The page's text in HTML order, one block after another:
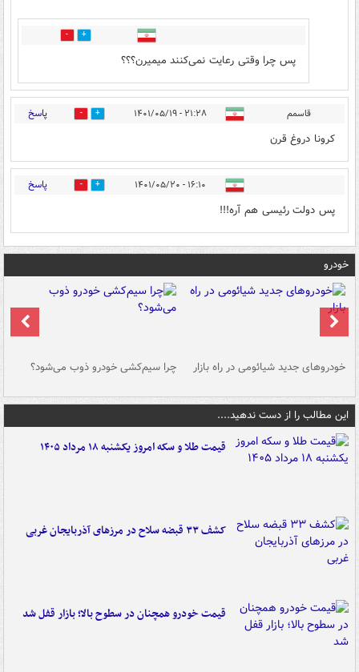
0
پس چرا وقتی رعایت نمی‌کنند میمیرن؟؟؟
قاسمم ۲۱:۲۸ - ۱۴۰۱/۰۵/۱۹ 0 پاسخ
کرونا دروغ قرن
۱۶:۱۰ - ۱۴۰۱/۰۵/۲۰ 0 پاسخ
پس دولت رئیسی هم آره!!!
خودرو
خودروهای جدید شیائومی در راه بازار چرا سیم‌کشی خودرو ذوب می‌شود؟
این مطالب را از دست ندهید....
قیمت طلا و سکه امروز یکشنبه ۱۸ مرداد ۱۴۰۵
کشف ۳۳ قبضه سلاح در مرزهای آذربایجان غربی
قیمت خودرو همچنان در سطوح بالا؛ بازار قفل شد